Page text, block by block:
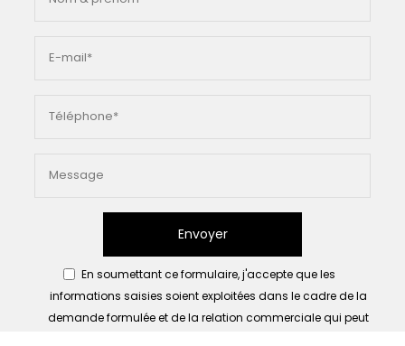
Envoyer
En soumettant ce formulaire, j'accepte que les
informations saisies soient exploitées dans le cadre de la
demande formulée et de la relation commerciale qui peut